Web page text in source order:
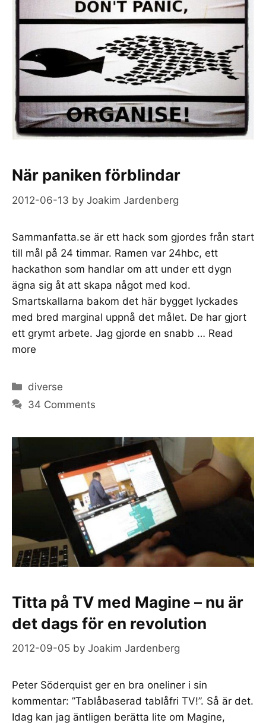
När paniken förblindar
2012-06-13 by Joakim Jardenberg
Sammanfatta.se är ett hack som gjordes från start
till mål på 24 timmar. Ramen var 24hbc, ett
hackathon som handlar om att under ett dygn
ägna sig åt att skapa något med kod.
Smartskallarna bakom det här bygget lyckades
med bred marginal uppnå det målet. De har gjort
ett grymt arbete. Jag gjorde en snabb … Read
more
Categories
diverse
34 Comments
Titta på TV med Magine – nu är
det dags för en revolution
2012-09-05 by Joakim Jardenberg
Peter Söderquist ger en bra oneliner i sin
kommentar: ”Tablåbaserad tablåfri TV!”. Så är det.
Idag kan jag äntligen berätta lite om Magine,